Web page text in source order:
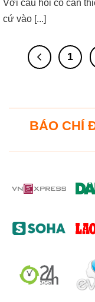
Với câu hỏi có cần
cứ vào [...]
1
BÁO CHÍ